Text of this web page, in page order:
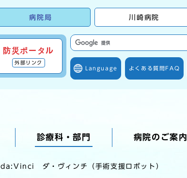
病院局 川崎病院
防災ポータル
外部リンク
Language よくある質問 FAQ
診療科・部門 病院のご案内
da:Vinci ダ・ヴィンチ（手術支援ロボット）